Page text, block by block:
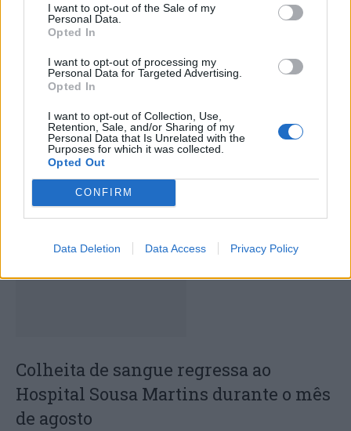
I want to opt-out of the Sale of my
Personal Data.
Opted In
I want to opt-out of processing my
Personal Data for Targeted Advertising.
Opted In
I want to opt-out of Collection, Use,
Retention, Sale, and/or Sharing of my
Personal Data that Is Unrelated with the
Purposes for which it was collected.
Opted Out
CONFIRM
Data Deletion Data Access Privacy Policy
Artigo anterior
Penacova tem duas
empresas Gazela
Próximo artigo
executa 90% da receita em
ARTIGOS RELACIONADOS
Colheita de sangue regressa ao
Hospital Sousa Martins durante o mês
de agosto